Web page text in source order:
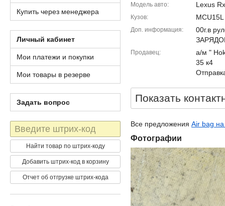
Модель авто Lexus
Кузов MCU15L
Доп. информация
00г.в
Продавец
а/м "
35 к4
Показать
Все предложения Air bag
Фотографии
Купить через менеджера
Личный кабинет
Мои платежи и покупки
Мои товары в резерве
Задать вопрос
Штрих-
код
Найти товар по штрих-коду
Добавить штрих-код в корзину
Отчет об отгрузке штрих-кода